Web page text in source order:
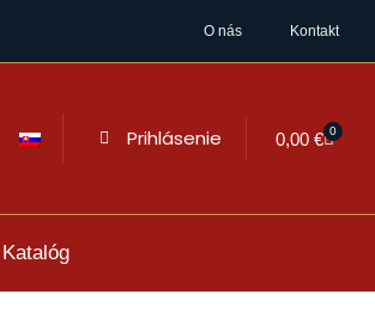
O nás Kontakt
Prihlásenie 0,00 € 0
Cart
Katalóg